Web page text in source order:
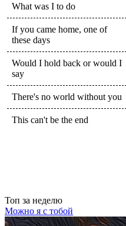
What was I to do
If you came home, one of
these days
Would I hold back or would I
say
There's no world without you
This can't be the end
Топ за неделю
Можно я с тобой